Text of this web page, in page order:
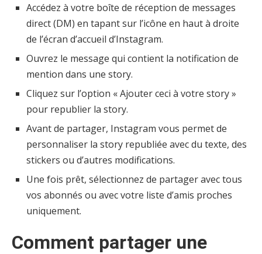
Accédez à votre boîte de réception de messages
direct (DM) en tapant sur l’icône en haut à droite
de l’écran d’accueil d’Instagram.
Ouvrez le message qui contient la notification de
mention dans une story.
Cliquez sur l’option « Ajouter ceci à votre story »
pour republier la story.
Avant de partager, Instagram vous permet de
personnaliser la story republiée avec du texte, des
stickers ou d’autres modifications.
Une fois prêt, sélectionnez de partager avec tous
vos abonnés ou avec votre liste d’amis proches
uniquement.
Comment partager une